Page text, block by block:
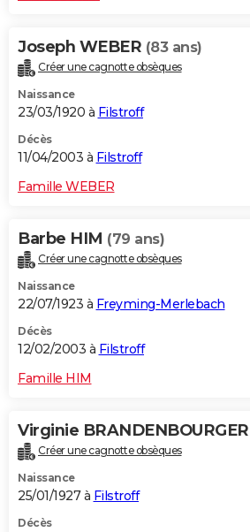
Joseph WEBER (83 ans)
Créer une cagnotte obsèques
Naissance
23/03/1920 à Filstroff
Décès
11/04/2003 à Filstroff
Famille WEBER
Barbe HIM (79 ans)
Créer une cagnotte obsèques
Naissance
22/07/1923 à Freyming-Merlebach
Décès
12/02/2003 à Filstroff
Famille HIM
Virginie BRANDENBOURGER
Créer une cagnotte obsèques
Naissance
25/01/1927 à Filstroff
Décès